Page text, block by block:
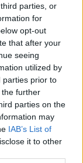
parties, or
for
opt-out
that after your
seeing
utilized by
parties prior to
further
parties on the
may
IAB’s List of
it to other
jöhet majd
bukó Fuoco
áthajtásos